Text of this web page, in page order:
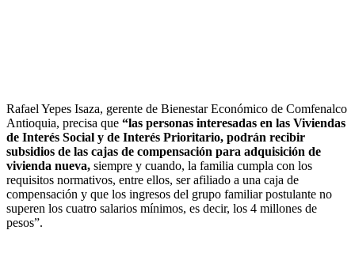
Rafael Yepes Isaza, gerente de Bienestar Económico de Comfenalco
Antioquia, precisa que “las personas interesadas en las Viviendas
de Interés Social y de Interés Prioritario, podrán recibir
subsidios de las cajas de compensación para adquisición de
vivienda nueva, siempre y cuando, la familia cumpla con los
requisitos normativos, entre ellos, ser afiliado a una caja de
compensación y que los ingresos del grupo familiar postulante no
superen los cuatro salarios mínimos, es decir, los 4 millones de
pesos”.